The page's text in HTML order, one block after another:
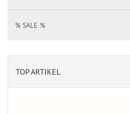
% SALE %
TOP ARTIKEL